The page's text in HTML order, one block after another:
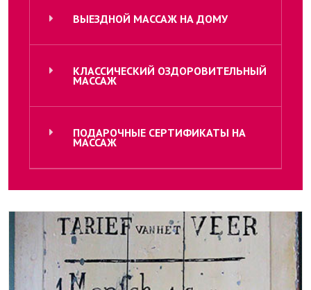
ВЫЕЗДНОЙ МАССАЖ НА ДОМУ
КЛАССИЧЕСКИЙ ОЗДОРОВИТЕЛЬНЫЙ
МАССАЖ
ПОДАРОЧНЫЕ СЕРТИФИКАТЫ НА
МАССАЖ